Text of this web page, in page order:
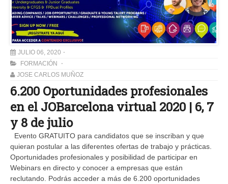
JULIO 06, 2020
FORMACIÓN
JOSE CARLOS MUÑOZ
6.200 Oportunidades profesionales
en el JOBarcelona virtual 2020 | 6, 7
y 8 de julio
Evento GRATUITO para candidatos que se inscriban y que
quieran postular a las diferentes ofertas de trabajo y prácticas.
Oportunidades profesionales y posibilidad de participar en
Webinars en directo y conocer a empresas que están
reclutando. Podrás acceder a más de 6.200 oportunidades